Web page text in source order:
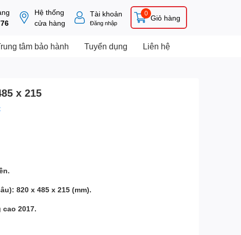
Hệ thống
cửa hàng
Tài khoản
Đăng nhập
Giỏ hàng
0
tâm bảo hành Tuyển dụng Liên hệ
x 215
820 x 485 x 215 (mm).
2017.